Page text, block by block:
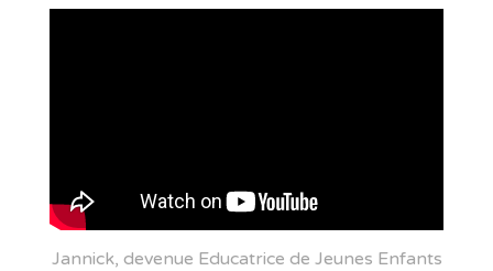
Jannick, devenue Educatrice de Jeunes Enfants